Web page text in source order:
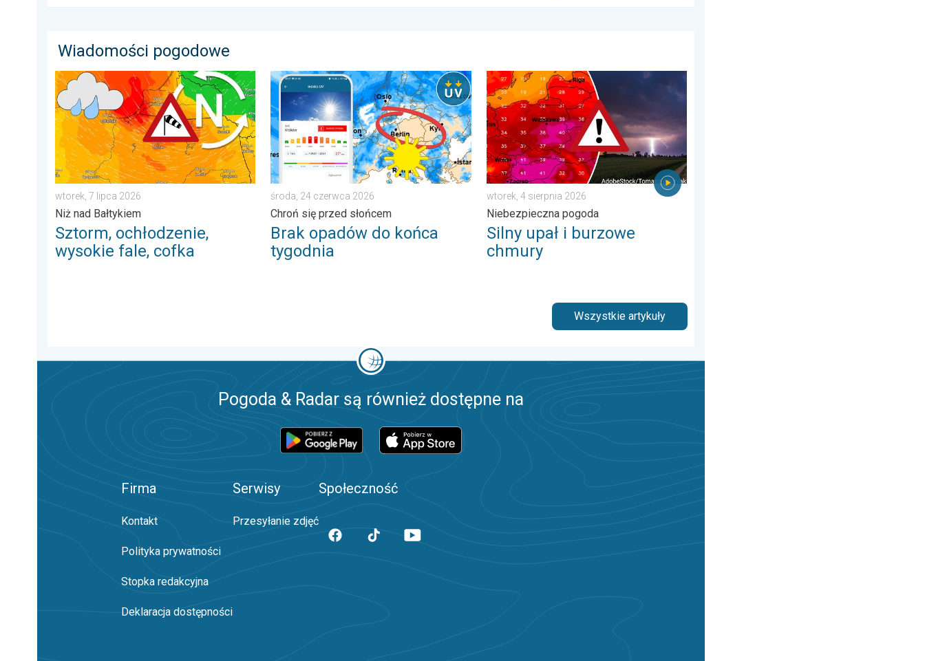
Wiadomości pogodowe
Sztorm, ochłodzenie, wysokie fale, cofka. Niż nad Bałtykiem. . . wtorek, 7 lipca 2026
wtorek, 7 lipca 2026
Niż nad Bałtykiem
Sztorm, ochłodzenie,
wysokie fale, cofka
Brak opadów do końca tygodnia. Chroń się przed słońcem. . . środa, 24 czerwca 2026
środa, 24 czerwca 2026
Chroń się przed słońcem
Brak opadów do końca
tygodnia
Silny upał i burzowe chmury. Niebezpieczna pogoda. . . wtorek, 4 sierpnia 2026
wtorek, 4 sierpnia 2026
Niebezpieczna pogoda
Silny upał i burzowe
chmury
Wszystkie artykuły
Pogoda & Radar są również dostępne na
Firma
Kontakt
Polityka prywatności
Stopka redakcyjna
Deklaracja dostępności
Serwisy
Przesyłanie zdjęć
Społeczność